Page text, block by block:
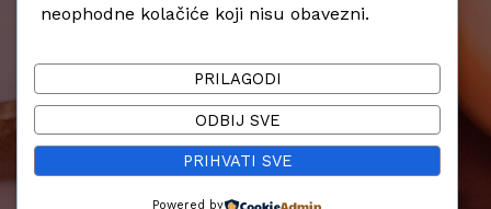
Endo sfera Beograd
Hifu tretman Beograd
Kavitacija u Beograd
neophodne kolačiće koji nisu obavezni.
PRILAGODI
ODBIJ SVE
PRIHVATI SVE
Powered by